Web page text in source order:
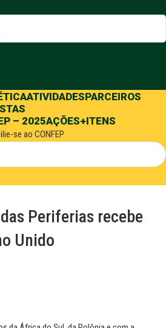
ATIVIDADESPARCEIROS
– 2025AÇÕES+ITENS
se ao CONFEP
Periferias recebe
Unido